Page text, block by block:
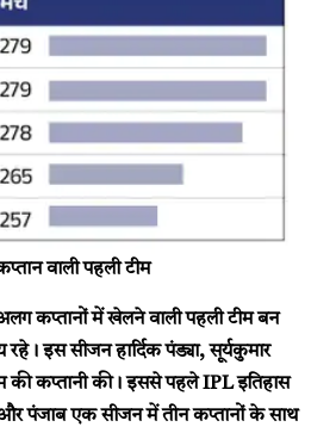
वाली पहली टीम
कप्तानों में खेलने वाली पहली टीम बन
इस सीजन हार्दिक पंड्या, सूर्यकुमार
की कप्तानी की। इससे पहले IPL इतिहास
और पंजाब एक सीजन में तीन कप्तानों के साथ